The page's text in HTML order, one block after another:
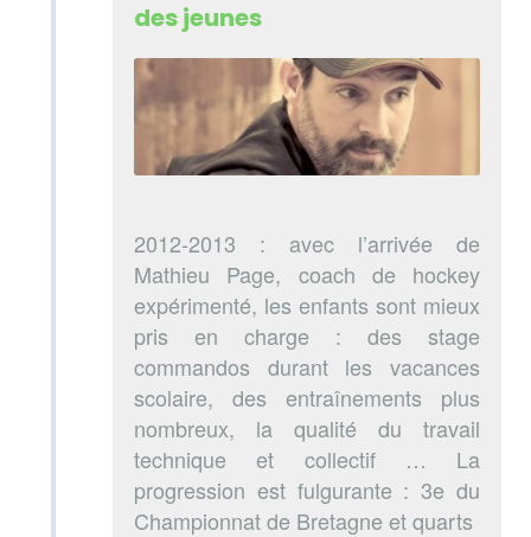
des jeunes
2012-2013 : avec l’arrivée de
Mathieu Page, coach de hockey
expérimenté, les enfants sont mieux
pris en charge : des stage
commandos durant les vacances
scolaire, des entraînements plus
nombreux, la qualité du travail
technique et collectif … La
progression est fulgurante : 3e du
Championnat de Bretagne et quarts